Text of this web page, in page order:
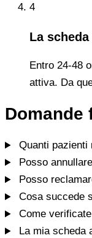
4
La
Entro 24-48
attiva. Da
Domande
Quanti pazienti
Posso
Posso
Cosa succede
Come
La mia scheda